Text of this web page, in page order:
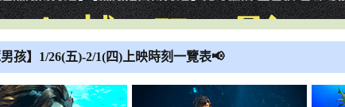
孩】1/26(五)-2/1(四)上映時刻一覽表📢